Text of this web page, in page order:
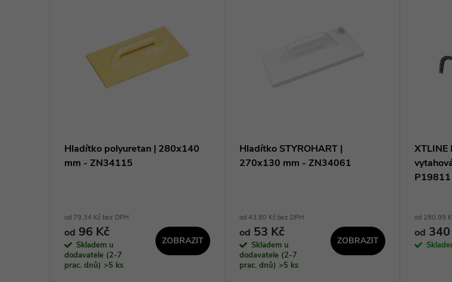
Hladítko polyuretan | 280x140
mm - ZN34115
od 79,34 Kč bez DPH
od 96 Kč
Skladem u
dodavatele (2-7
prac. dnů) >5 ks
ZOBRAZIT
Hladítko STYROHART |
270x130 mm - ZN34061
od 43,80 Kč bez DPH
od 53 Kč
Skladem u
dodavatele (2-7
prac. dnů) >5 ks
ZOBRAZIT
XTLINE
P19811
od 280,99
od